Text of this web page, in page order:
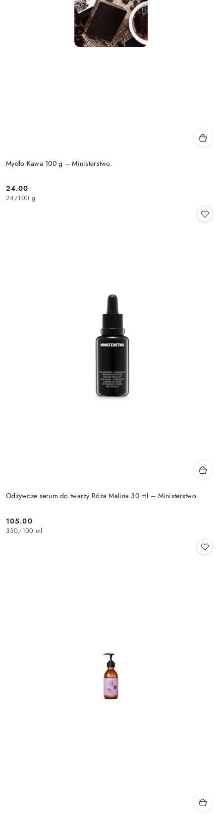
Mydło Kawa 100 g – Ministerstwo.
Cena:
24.00
24/100 g
Odżywcze serum do twarzy Róża Malina 30 ml – Ministerstwo.
Cena:
105.00
350/100 ml